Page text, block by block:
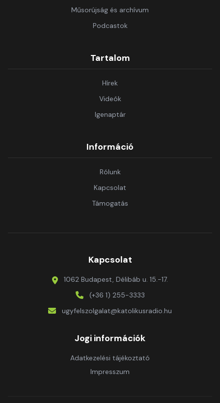
Műsorújság és archívum
Podcastok
Tartalom
Hírek
Videók
Igenaptár
Információ
Rólunk
Kapcsolat
Támogatás
Kapcsolat
1062 Budapest, Délibáb u. 15.-17.
(+36 1) 255-3333
ugyfelszolgalat@katolikusradio.hu
Jogi információk
Adatkezelési tájékoztató
Impresszum